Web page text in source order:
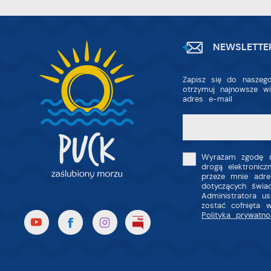
Zapisz się do
otrzymuj najnowsze
adres e-mail
Wyrażam zgodę
drogą
przeze mnie
dotyczących
Administratora
zostać cofnięta
Polityka